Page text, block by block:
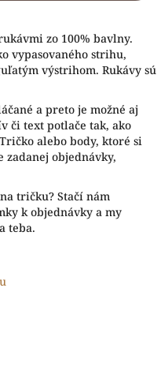
zo 100% bavlny.
vypasovaného strihu,
výstrihom. Rukávy sú
a preto je možné aj
či text potlače tak, ako
alebo body, ktoré si
objednávky,
tričku? Stačí nám
k objednávky a my
teba.